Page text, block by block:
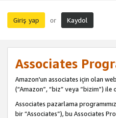
Giriş yap or Kaydol
Associates
Amazon'un associates için olan
(“Amazon”, “biz” veya “bizim”)
Associates pazarlama
bir “Associates”), bu Associates